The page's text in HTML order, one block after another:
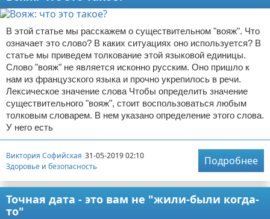
В этой статье мы расскажем о существительном "вояж". Что
означает это слово? В каких ситуациях оно используется? В
статье мы приведем толкование этой языковой единицы.
Слово "вояж" не является исконно русским. Оно пришло к
нам из французского языка и прочно укрепилось в речи.
Лексическое значение слова Чтобы определить значение
существительного "вояж", стоит воспользоваться любым
толковым словарем. В нем указано определение этого слова.
У него есть
Виктория Софийская 31-05-2019 02:10
Здоровье и безопасность
Подробнее
Точная дата - это вам не "жили-были когда-
то"